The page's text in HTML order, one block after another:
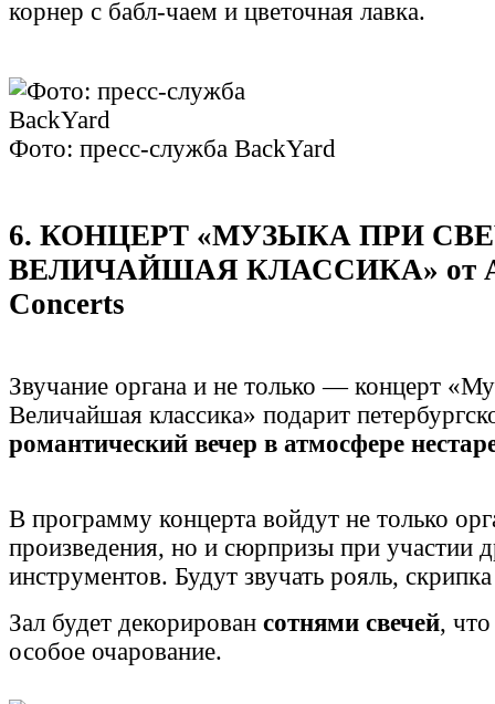
корнер с бабл-чаем и цветочная лавка.
Фото: пресс-служба BackYard
6. КОНЦЕРТ «МУЗЫКА ПРИ
ВЕЛИЧАЙШАЯ КЛАССИКА» от
Concerts
Звучание органа и не только — концерт
Величайшая классика» подарит
романтический вечер в атмосфере
В программу концерта войдут не только
произведения, но и сюрпризы при участии
инструментов. Будут звучать рояль,
Зал будет декорирован сотнями свечей,
особое очарование.